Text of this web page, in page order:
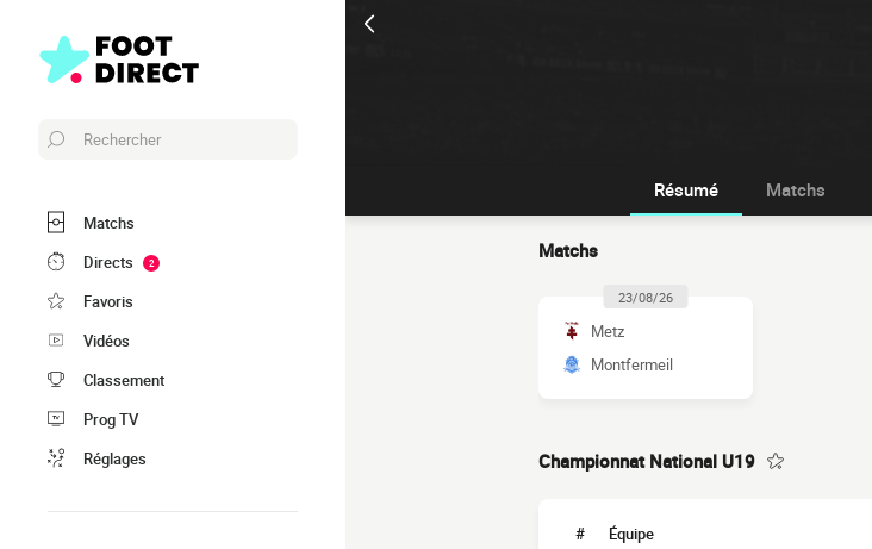
Rechercher
Matchs
Directs
2
Favoris
Vidéos
Classement
Prog TV
Réglages
Résumé Matchs
Matchs
23/08/26
Metz
Montfermeil
Championnat National U19
# Équipe